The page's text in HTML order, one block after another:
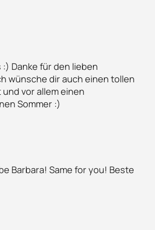
Danke für den lieben
wünsche dir auch einen tollen
vor allem einen
Sommer :)
Barbara! Same for you! Beste